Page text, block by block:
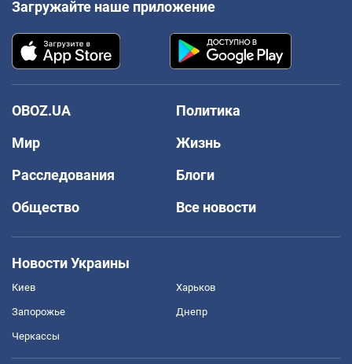
Загружайте наше приложение
OBOZ.UA
Политика
Мир
Жизнь
Расследования
Блоги
Общество
Все новости
Новости Украины
Киев Харьков
Запорожье Днепр
Черкассы